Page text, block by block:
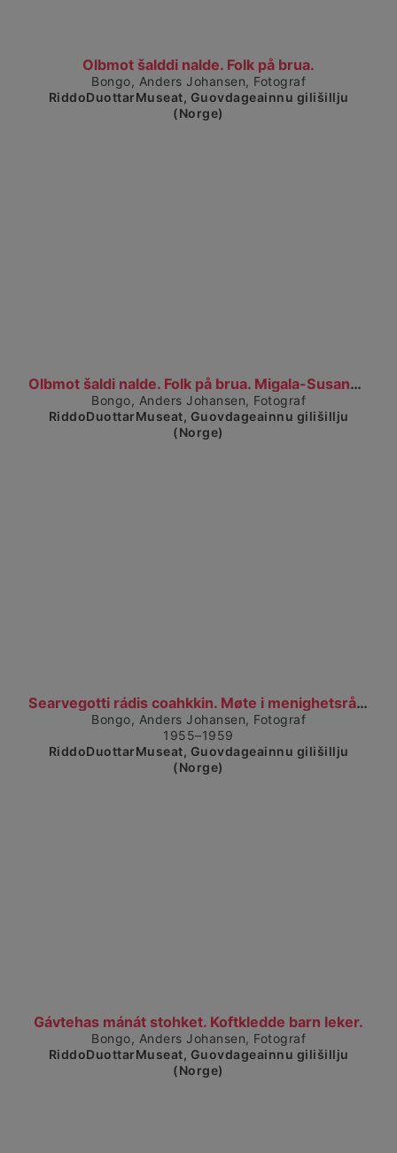
Olbmot šalddi nalde. Folk på brua.
Visa detaljerad vy
Bongo, Anders Johansen, Fotograf
RiddoDuottarMuseat, Guovdageainnu gilišillju
(Norge)
Olbmot šaldi nalde. Folk på brua. Migala-Susanna....
Visa detaljerad vy
Bongo, Anders Johansen, Fotograf
RiddoDuottarMuseat, Guovdageainnu gilišillju
(Norge)
Searvegotti rádis coahkkin. Møte i menighetsrådet....
Visa detaljerad vy
Bongo, Anders Johansen, Fotograf
1955–1959
RiddoDuottarMuseat, Guovdageainnu gilišillju
(Norge)
Gávtehas mánát stohket. Koftkledde barn leker.
Visa detaljerad vy
Bongo, Anders Johansen, Fotograf
RiddoDuottarMuseat, Guovdageainnu gilišillju
(Norge)